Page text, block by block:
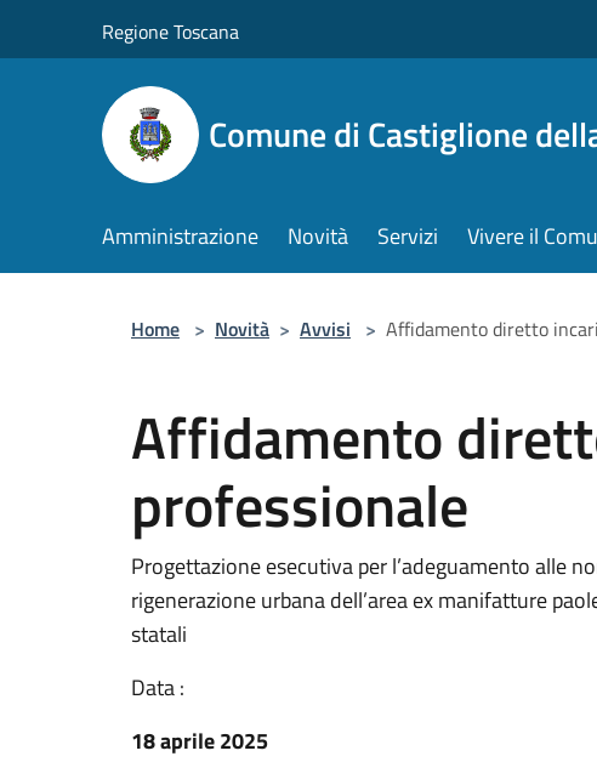
Regione Toscana
Comune di Castiglione
Amministrazione Novità Servizi Vivere il
Home > Novità > Avvisi > Affidamento diretto
Affidamento
professionale
Progettazione esecutiva per l’adeguamento alle
rigenerazione urbana dell’area ex manifatture
statali
Data :
18 aprile 2025